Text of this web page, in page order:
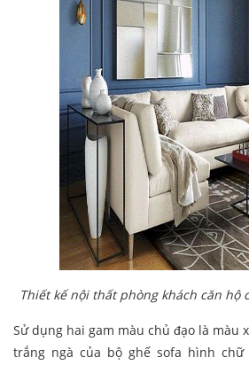
Thiết kế nội thất phòng khách căn hộ
Sử dụng hai gam màu chủ đạo là màu
trắng ngà của bộ ghế sofa hình